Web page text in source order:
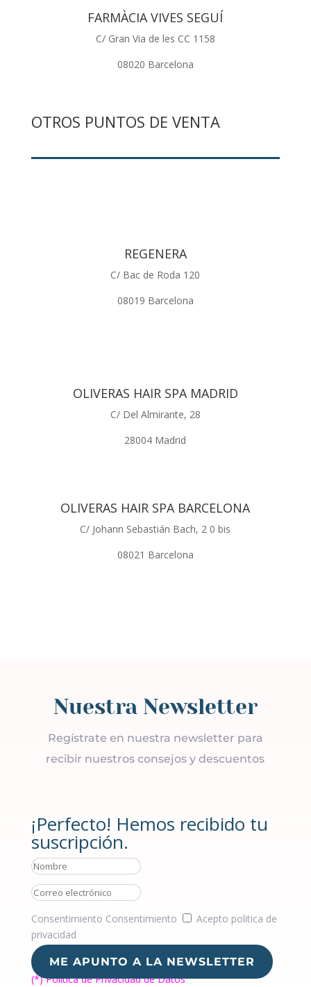
FARMÀCIA VIVES SEGUÍ
C/ Gran Via de les CC 1158
08020 Barcelona
OTROS PUNTOS DE VENTA
REGENERA
C/ Bac de Roda 120
08019 Barcelona
OLIVERAS HAIR SPA MADRID
C/ Del Almirante, 28
28004 Madrid
OLIVERAS HAIR SPA BARCELONA
C/ Johann Sebastián Bach, 2 0 bis
08021 Barcelona
Nuestra Newsletter
Regístrate en nuestra newsletter para
recibir nuestros consejos y descuentos
¡Perfecto! Hemos recibido tu
suscripción.
Consentimiento Consentimiento
Acepto politica de
privacidad
ME APUNTO A LA NEWSLETTER
(*) Política de Privacidad de Datos